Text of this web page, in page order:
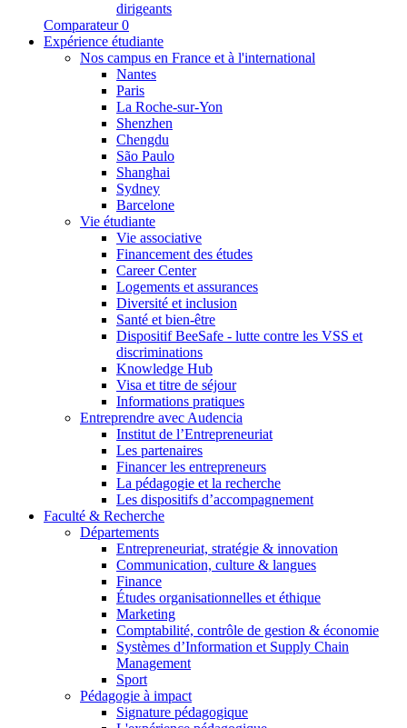
dirigeants
Comparateur 0
Expérience étudiante
Nos campus en France et à l'international
Nantes
Paris
La Roche-sur-Yon
Shenzhen
Chengdu
São Paulo
Shanghai
Sydney
Barcelone
Vie étudiante
Vie associative
Financement des études
Career Center
Logements et assurances
Diversité et inclusion
Santé et bien-être
Dispositif BeeSafe - lutte contre les VSS et
discriminations
Knowledge Hub
Visa et titre de séjour
Informations pratiques
Entreprendre avec Audencia
Institut de l’Entrepreneuriat
Les partenaires
Financer les entrepreneurs
La pédagogie et la recherche
Les dispositifs d’accompagnement
Faculté & Recherche
Départements
Entrepreneuriat, stratégie & innovation
Communication, culture & langues
Finance
Études organisationnelles et éthique
Marketing
Comptabilité, contrôle de gestion & économie
Systèmes d’Information et Supply Chain
Management
Sport
Pédagogie à impact
Signature pédagogique